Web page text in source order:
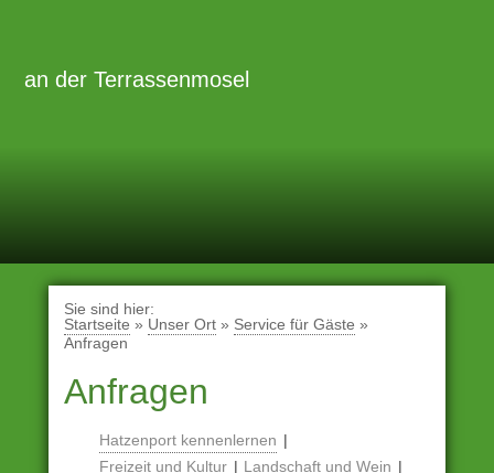
an der Terrassenmosel
Sie sind hier:
Startseite » Unser Ort » Service für Gäste »
Anfragen
Anfragen
Hatzenport kennenlernen
Freizeit und Kultur
Landschaft und Wein